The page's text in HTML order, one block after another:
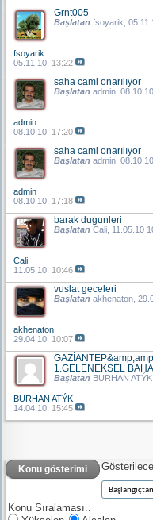
Grnt005
Başlatan fsoyarik ,
fsoyarik
05.11.10, 13:22
saha cami onarılıyor
Başlatan admin ,
admin
08.10.10, 17:20
saha cami onarılıyor
Başlatan admin ,
admin
08.10.10, 17:18
barak dugunleri
Başlatan Cali , 11.05.10
Cali
11.05.10, 10:46
vuslat geceleri
Başlatan akhenaton ,
akhenaton
29.04.10, 10:07
1.GELENEKSEL
Başlatan BURHAN ATÝK
BURHAN ATÝK
14.04.10, 15:45
Konu gösterimi
Konu Sıralaması..